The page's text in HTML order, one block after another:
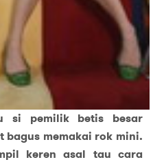
si pemilik betis besar
memakai rok mini.
keren asal tau cara